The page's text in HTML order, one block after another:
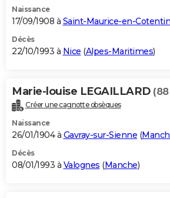
Naissance
17/09/1908 à Saint-Maurice-en-Cotentin
Décès
22/10/1993 à Nice (Alpes-Maritimes)
Marie-louise LEGAILLARD
Créer une cagnotte obsèques
Naissance
26/01/1904 à Gavray-sur-Sienne (
Décès
08/01/1993 à Valognes (Manche)